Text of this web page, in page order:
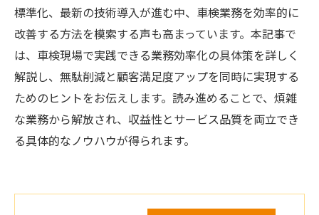
標準化、最新の技術導入が進む中、車検業務を効率的に
改善する方法を模索する声も高まっています。本記事で
は、車検現場で実践できる業務効率化の具体策を詳しく
解説し、無駄削減と顧客満足度アップを同時に実現する
ためのヒントをお伝えします。読み進めることで、煩雑
な業務から解放され、収益性とサービス品質を両立でき
る具体的なノウハウが得られます。